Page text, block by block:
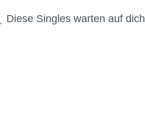
Diese Singles warten auf dich